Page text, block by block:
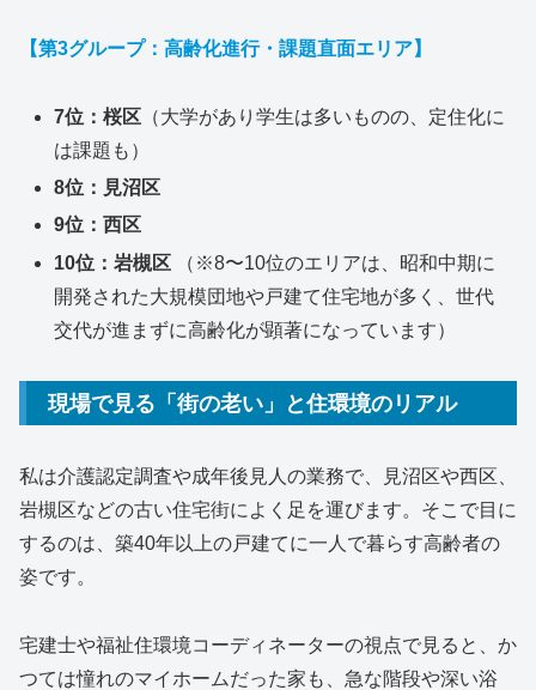
【第3グループ：高齢化進行・課題直面エリア】
7位：桜区 （大学があり学生は多いものの、定住化に
は課題も）
8位：見沼区
9位：西区
10位：岩槻区 （※8〜10位のエリアは、昭和中期に
開発された大規模団地や戸建て住宅地が多く、世代
交代が進まずに高齢化が顕著になっています）
現場で見る「街の老い」と住環境のリアル
私は介護認定調査や成年後見人の業務で、見沼区や西区、
岩槻区などの古い住宅街によく足を運びます。そこで目に
するのは、築40年以上の戸建てに一人で暮らす高齢者の
姿です。
宅建士や福祉住環境コーディネーターの視点で見ると、か
つては憧れのマイホームだった家も、急な階段や深い浴